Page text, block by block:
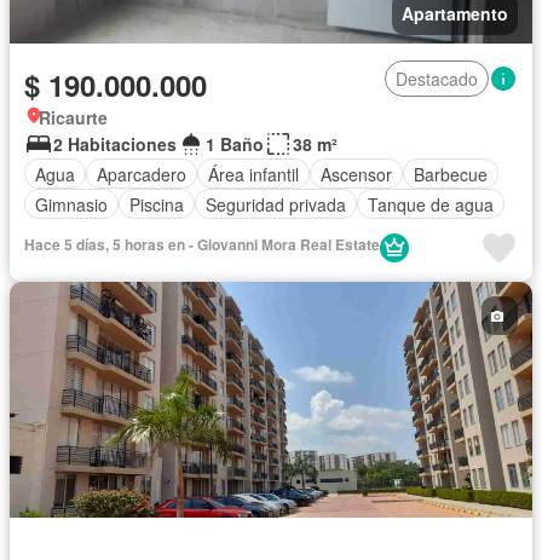
Apartamento
$ 190.000.000
Destacado
Ricaurte
2 Habitaciones
1 Baño
38 m²
Agua
Aparcadero Área infantil Ascensor
Barbecue
Gimnasio
Piscina Seguridad privada Tanque de agua
Hace 5 días, 5 horas en - Giovanni Mora Real Estate